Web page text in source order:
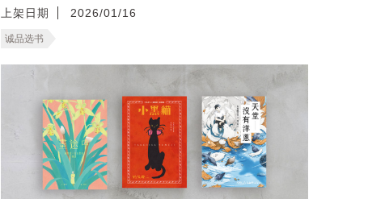
上架日期 2026/01/16
诚品选书